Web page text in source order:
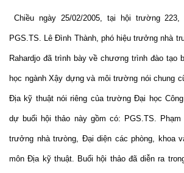
Chiều ngày 25/02/2005, tại hội trường
PGS.TS. Lê Đình Thành, phó hiệu trưởng nhà
Rahardjo đã trình bày về chương trình đào tạo
học ngành Xậy dựng và môi trường nói chung
Địa kỹ thuật nói riêng của trường Đại học Công
dự buổi hội thảo này gồm có: PGS.TS.
trưởng nhà trưòng, Đại diện các phòng, khoa
môn Địa kỹ thuật. Buổi hội thảo đã diễn ra